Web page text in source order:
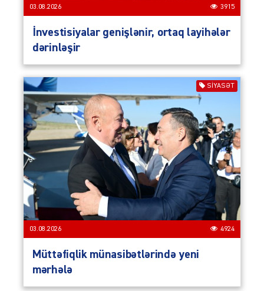
03.08.2026 3915
İnvestisiyalar genişlənir, ortaq layihələr
dərinləşir
SIYASƏT
03.08.2026 4924
Müttəfiqlik münasibətlərində yeni
mərhələ